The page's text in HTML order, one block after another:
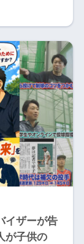
イザーが告
が子供の